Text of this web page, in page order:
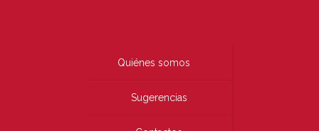
Quiénes somos
Sugerencias